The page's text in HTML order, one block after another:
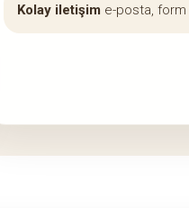
Kolay iletişim e-posta, form